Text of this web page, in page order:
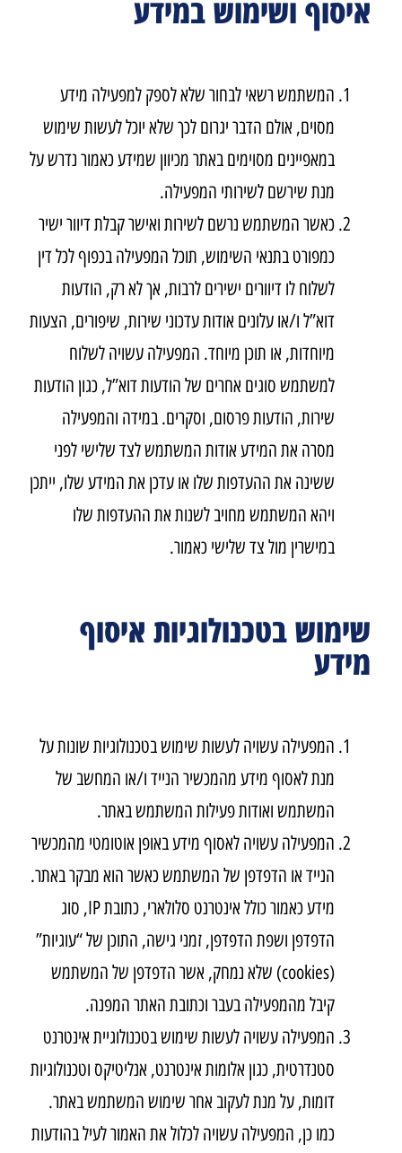
איסוף ושימוש במידע
המשתמש רשאי לבחור שלא לספק למפעילה מידע
מסוים, אולם הדבר יגרום לכך שלא יוכל לעשות שימוש
במאפיינים מסוימים באתר מכיוון שמידע כאמור נדרש על
מנת שירשם לשירותי המפעילה.
כאשר המשתמש נרשם לשירות ואישר קבלת דיוור ישיר
כמפורט בתנאי השימוש, תוכל המפעילה בכפוף לכל דין
לשלוח לו דיוורים ישירים לרבות, אך לא רק, הודעות
דוא”ל ו/או עלונים אודות עדכוני שירות, שיפורים, הצעות
מיוחדות, או תוכן מיוחד. המפעילה עשויה לשלוח
למשתמש סוגים אחרים של הודעות דוא”ל, כגון הודעות
שירות, הודעות פרסום, וסקרים. במידה והמפעילה
מסרה את המידע אודות המשתמש לצד שלישי לפני
ששינה את ההעדפות שלו או עדכן את המידע שלו, ייתכן
ויהא המשתמש מחויב לשנות את ההעדפות שלו
במישרין מול צד שלישי כאמור.
שימוש בטכנולוגיות איסוף
מידע
המפעילה עשויה לעשות שימוש בטכנולוגיות שונות על
מנת לאסוף מידע מהמכשיר הנייד ו/או המחשב של
המשתמש ואודות פעילות המשתמש באתר.
המפעילה עשויה לאסוף מידע באופן אוטומטי מהמכשיר
הנייד או הדפדפן של המשתמש כאשר הוא מבקר באתר.
מידע כאמור כולל אינטרנט סלולארי, כתובת IP, סוג
הדפדפן ושפת הדפדפן, זמני גישה, התוכן של “עוגיות”
(cookies) שלא נמחק, אשר הדפדפן של המשתמש
קיבל מהמפעילה בעבר וכתובת האתר המפנה.
המפעילה עשויה לעשות שימוש בטכנולוגיית אינטרנט
סטנדרטית, כגון אלומות אינטרנט, אנליטיקס וטכנולוגיות
דומות, על מנת לעקוב אחר שימוש המשתמש באתר.
כמו כן, המפעילה עשויה לכלול את האמור לעיל בהודעות